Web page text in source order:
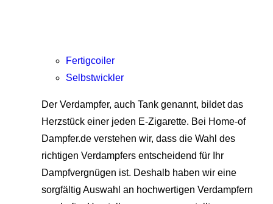
Fertigcoiler
Selbstwickler
Der Verdampfer, auch Tank genannt, bildet das
Herzstück einer jeden E-Zigarette. Bei Home-of
Dampfer.de verstehen wir, dass die Wahl des
richtigen Verdampfers entscheidend für Ihr
Dampfvergnügen ist. Deshalb haben wir eine
sorgfältig Auswahl an hochwertigen Verdampfern